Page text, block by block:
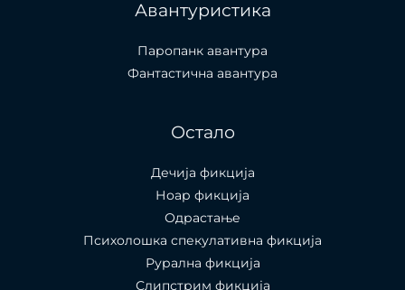
Авантуристика
Паропанк авантура
Фантастична авантура
Остало
Дечија фикција
Ноар фикција
Одрастање
Психолошка спекулативна фикција
Рурална фикција
Слипстрим фикција